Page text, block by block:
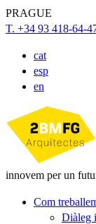
PRAGUE
T. +34 93 418-64-
cat
esp
en
innovem per un
Com
Diàleg